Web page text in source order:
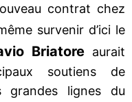
contrat chez
survenir d’ici le
Briatore aurait
soutiens de
grandes lignes du